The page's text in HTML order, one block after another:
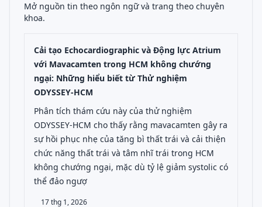
Mở nguồn tin theo ngôn ngữ và trang theo chuyên
khoa.
Cải tạo Echocardiographic và Động lực Atrium
với Mavacamten trong HCM không chướng
ngại: Những hiểu biết từ Thử nghiệm
ODYSSEY-HCM
Phân tích thám cứu này của thử nghiệm
ODYSSEY-HCM cho thấy rằng mavacamten gây ra
sự hồi phục nhẹ của tăng bì thất trái và cải thiện
chức năng thất trái và tâm nhĩ trái trong HCM
không chướng ngại, mặc dù tỷ lệ giảm systolic có
thể đảo ngượ
17 thg 1, 2026